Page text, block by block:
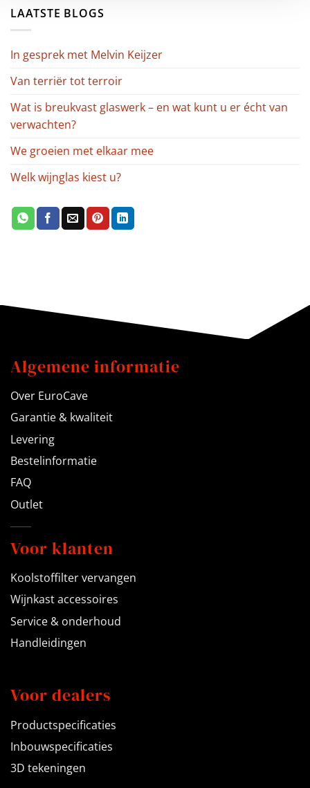
LAATSTE BLOGS
In gesprek met Melvin Keijzer
Van terriër tot terroir
Wat is breukvast glaswerk – en wat kunt u er écht van
verwachten?
We groeien met elkaar mee
Welk wijnglas kiest u?
Algemene informatie
Over EuroCave
Garantie & kwaliteit
Levering
Bestelinformatie
FAQ
Outlet
Voor klanten
Koolstoffilter vervangen
Wijnkast accessoires
Service & onderhoud
Handleidingen
Voor dealers
Productspecificaties
Inbouwspecificaties
3D tekeningen